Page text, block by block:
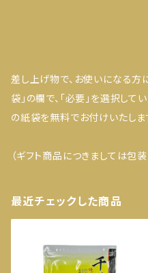
差し上げ物で、お使いになる方
袋」の欄で、「必要」を選択し
の紙袋を無料でお付けいたしま
（ギフト商品につきましては包装
最近チェックした商品